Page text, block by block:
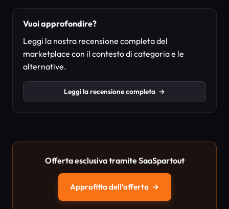
Vuoi approfondire?
Leggi la nostra recensione completa del
marketplace con il contesto di categoria e le
alternative.
Leggi la recensione completa →
Offerta esclusiva tramite SaaSpartout
Approfitta dell’offerta →